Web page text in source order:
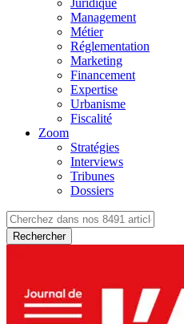
Juridique
Management
Métier
Réglementation
Marketing
Financement
Expertise
Urbanisme
Fiscalité
Zoom
Stratégies
Interviews
Tribunes
Dossiers
Rechercher